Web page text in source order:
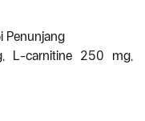
Penunjang
L-carnitine 250 mg,